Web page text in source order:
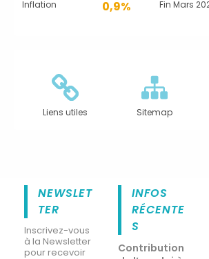
Inflation
0,9% Fin Mars
Liens utiles Sitemap
NEWSLET
TER
Inscrivez-vous
à la Newsletter
pour recevoir
INFOS
RÉCENTE
S
Contribution